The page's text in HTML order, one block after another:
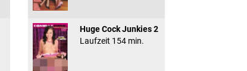
Huge Cock Junkies 2
Laufzeit 154 min.